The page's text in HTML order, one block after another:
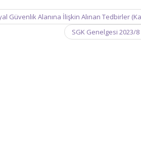
Güvenlik Alanına İlişkin Alınan Tedbirler
SGK Genelgesi 2023/